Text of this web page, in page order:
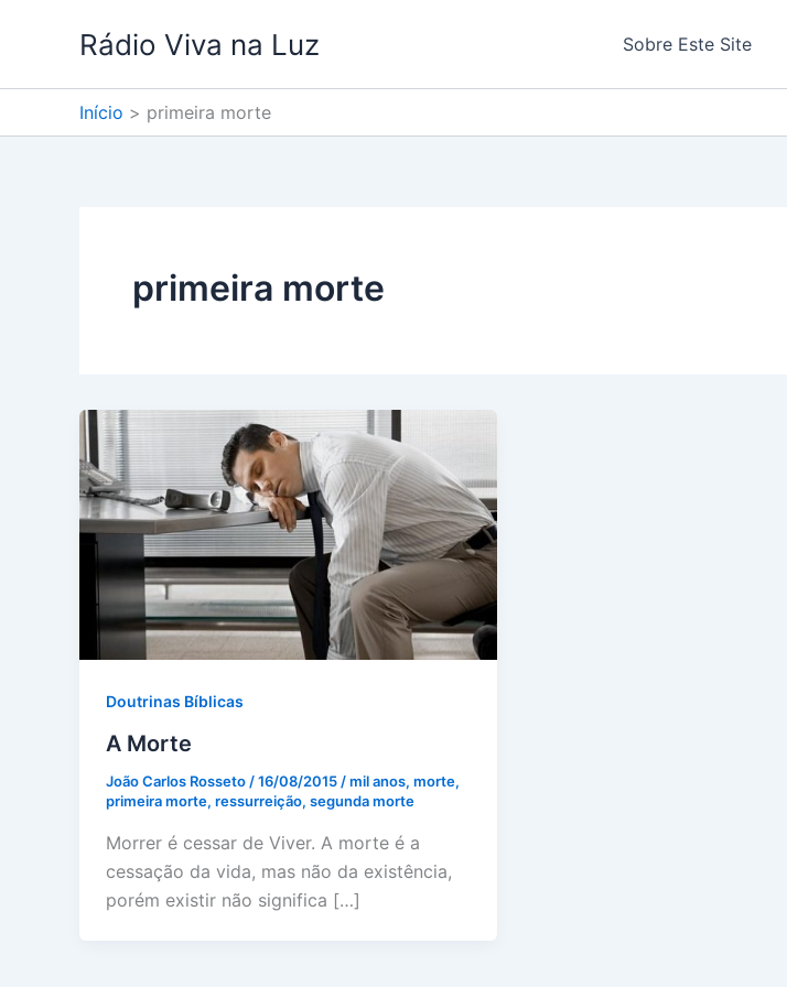
Rádio Viva na Luz Sobre Este Site
Início primeira morte
primeira morte
Doutrinas Bíblicas
A Morte
João Carlos Rosseto /16/08/2015 /mil anos, morte,
primeira morte, ressurreição, segunda morte
Morrer é cessar de Viver. A morte é a
cessação da vida, mas não da existência,
porém existir não significa […]